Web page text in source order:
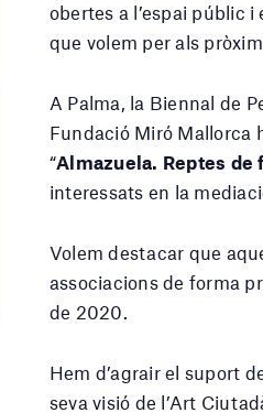
obertes a l’espai públic
que volem per als
A Palma, la Biennal de
Fundació Miró Mallorca
“Almazuela. Reptes de
interessats en la
Volem destacar que
associacions de forma
de 2020.
Hem d’agrair el suport
seva visió de l’Art